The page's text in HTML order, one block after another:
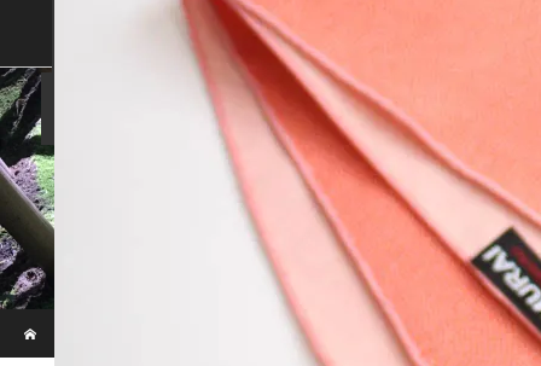
SHOP
FAN VOICE
SAMURAI-DEN
現代のサムライたちの時空間へ